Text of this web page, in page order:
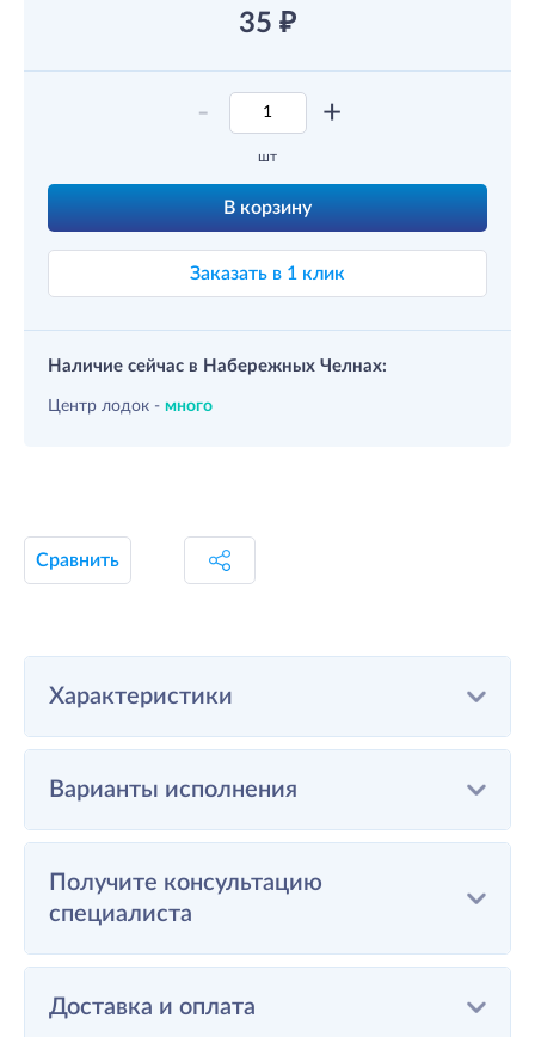
35 ₽
- +
шт
В корзину
Заказать в 1 клик
Наличие сейчас в Набережных Челнах:
Центр лодок - много
Сравнить
Характеристики
Варианты исполнения
Получите консультацию
специалиста
Доставка и оплата